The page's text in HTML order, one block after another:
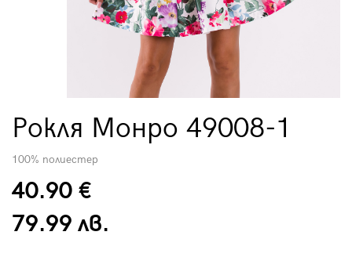
Рокля Монро 49008-1
100% полиестер
40.90 €
79.99 лв.